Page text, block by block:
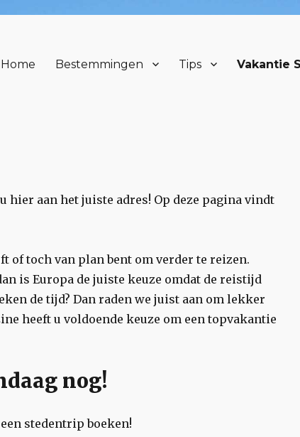
Home Bestemmingen Tips Vakantie
hier aan het juiste adres! Op deze pagina vindt
of toch van plan bent om verder te reizen.
is Europa de juiste keuze omdat de reistijd
de tijd? Dan raden we juist aan om lekker
heeft u voldoende keuze om een topvakantie
nog!
stedentrip boeken!